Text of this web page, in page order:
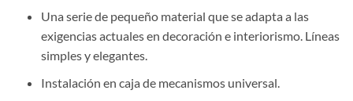
Una serie de pequeño material que se adapta a las
exigencias actuales en decoración e interiorismo. Líneas
simples y elegantes.
Instalación en caja de mecanismos universal.